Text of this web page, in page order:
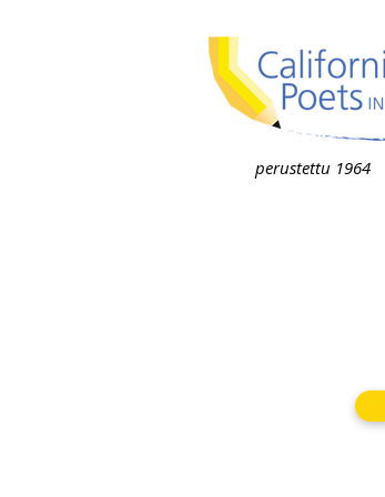
perustettu 1964